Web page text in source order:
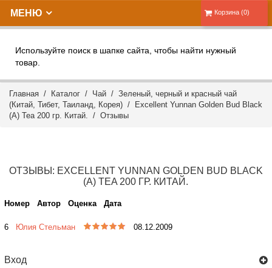
Корзина (0)
МЕНЮ
Используйте поиск в шапке сайта, чтобы найти нужный
товар.
Главная / Каталог / Чай / Зеленый, черный и красный чай
(Китай, Тибет, Таиланд, Корея) / Excellent Yunnan Golden Bud Black
(A) Tea 200 гр. Китай. / Отзывы
ОТЗЫВЫ: EXCELLENT YUNNAN GOLDEN BUD BLACK
(A) TEA 200 ГР. КИТАЙ.
Номер Автор Оценка Дата
6 Юлия Стельман 08.12.2009
Вход